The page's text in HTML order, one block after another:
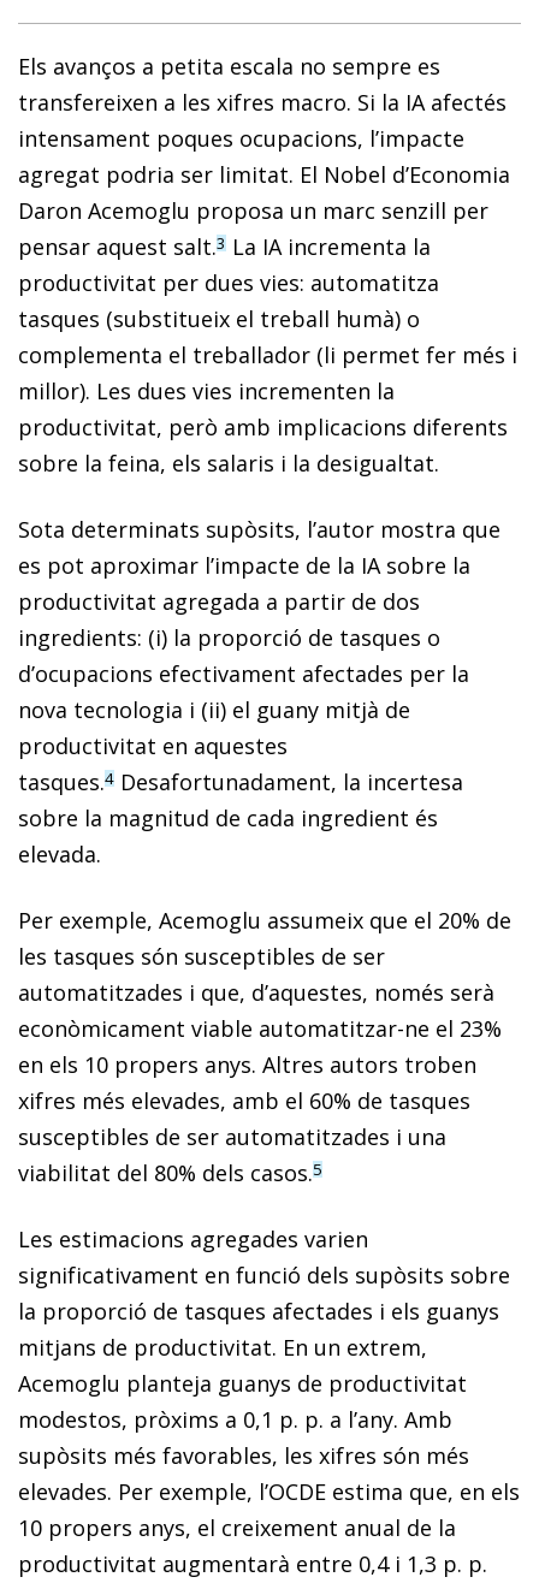
Els avanços a petita escala no sempre es
transfereixen a les xifres macro. Si la IA afectés
intensament poques ocupacions, l’impacte
agregat podria ser limitat. El Nobel d’Economia
Daron Acemoglu proposa un marc senzill per
pensar aquest salt.3 La IA incrementa la
productivitat per dues vies: automatitza
tasques (substitueix el treball humà) o
complementa el treballador (li permet fer més i
millor). Les dues vies incrementen la
productivitat, però amb implicacions diferents
sobre la feina, els salaris i la desigualtat.
Sota determinats supòsits, l’autor mostra que
es pot aproximar l’impacte de la IA sobre la
productivitat agregada a partir de dos
ingredients: (i) la proporció de tasques o
d’ocupacions efectivament afectades per la
nova tecnologia i (ii) el guany mitjà de
productivitat en aquestes
tasques.4 Desafortunadament, la incertesa
sobre la magnitud de cada ingredient és
elevada.
Per exemple, Acemoglu assumeix que el 20% de
les tasques són susceptibles de ser
automatitzades i que, d’aquestes, només serà
econòmicament viable automatitzar-ne el 23%
en els 10 propers anys. Altres autors troben
xifres més elevades, amb el 60% de tasques
susceptibles de ser automatitzades i una
viabilitat del 80% dels casos.5
Les estimacions agregades varien
significativament en funció dels supòsits sobre
la proporció de tasques afectades i els guanys
mitjans de productivitat. En un extrem,
Acemoglu planteja guanys de productivitat
modestos, pròxims a 0,1 p. p. a l’any. Amb
supòsits més favorables, les xifres són més
elevades. Per exemple, l’OCDE estima que, en els
10 propers anys, el creixement anual de la
productivitat augmentarà entre 0,4 i 1,3 p. p.